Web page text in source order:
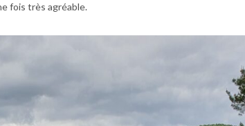
fois très agréable.